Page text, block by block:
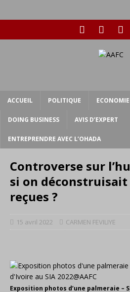
ACCUEIL POLITIQUE ECONOMIE
DOING BUSINESS AVIS D’EXPERT
ENTREPRENDRE AVEC L’OHADA
Controverse sur
si on déconstruisait
reçues ?
15 avril 2022 CARMEN FEVILIYE
Exposition photos d’une palmeraie –